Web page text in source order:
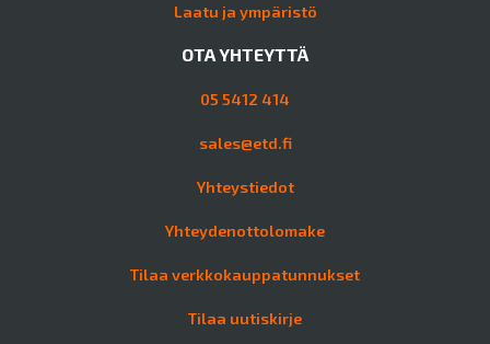
Laatu ja ympäristö
OTA YHTEYTTÄ
05 5412 414
sales@etd.fi
Yhteystiedot
Yhteydenottolomake
Tilaa verkkokauppatunnukset
Tilaa uutiskirje